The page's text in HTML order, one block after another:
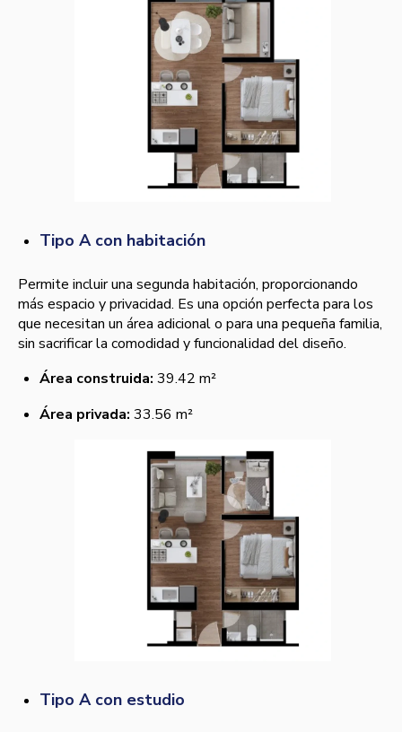
Tipo A con habitación
Permite incluir una segunda habitación, proporcionando
más espacio y privacidad. Es una opción perfecta para los
que necesitan un área adicional o para una pequeña familia,
sin sacrificar la comodidad y funcionalidad del diseño.
Área construida: 39.42 m²
Área privada: 33.56 m²
Tipo A con estudio